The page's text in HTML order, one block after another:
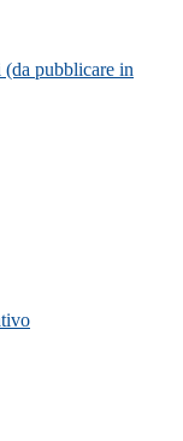
pubblicare in